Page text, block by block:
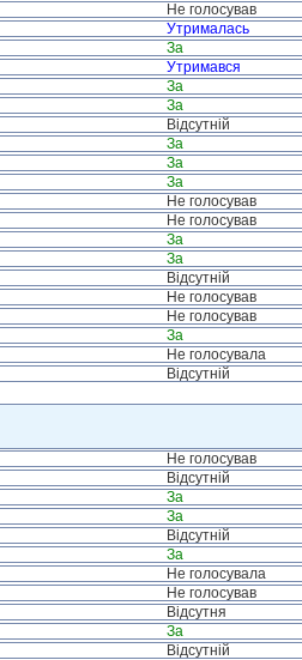
Не голосував
Утрималась
За
Утримався
За
За
Відсутній
За
За
За
Не голосував
Не голосував
За
За
Відсутній
Не голосував
Не голосував
За
Не голосувала
Відсутній
Не голосував
Відсутній
За
За
Відсутній
За
Не голосувала
Не голосував
Відсутня
За
Відсутній